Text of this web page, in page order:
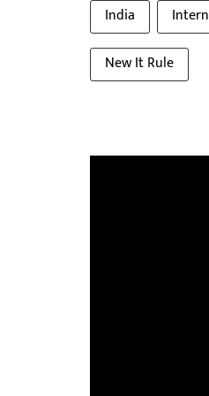
India
New It Rule